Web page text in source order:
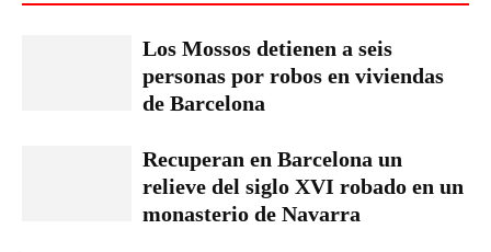
Los Mossos detienen a seis
personas por robos en viviendas
de Barcelona
Recuperan en Barcelona un
relieve del siglo XVI robado en un
monasterio de Navarra